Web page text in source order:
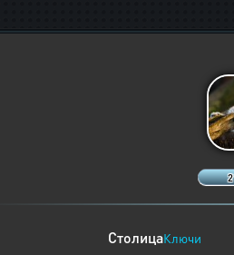
СтолицаКлючи